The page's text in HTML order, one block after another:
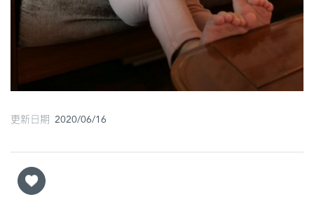
更新日期 2020/06/16